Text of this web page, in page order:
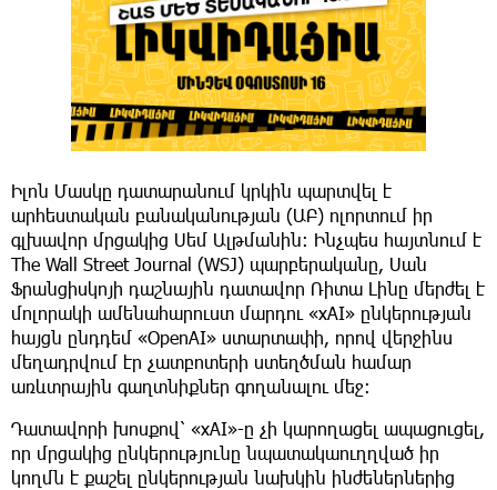
Իլոն Մասկը դատարանում կրկին պարտվել է
արհեստական բանականության (ԱԲ) ոլորտում իր
գլխավոր մրցակից Սեմ Ալթմանին։ Ինչպես հայտնում է
The Wall Street Journal (WSJ) պարբերականը, Սան
Ֆրանցիսկոյի դաշնային դատավոր Ռիտա Լինը մերժել է
մոլորակի ամենահարուստ մարդու «xAI» ընկերության
հայցն ընդդեմ «OpenAI» ստարտափի, որով վերջինս
մեղադրվում էր չատբոտերի ստեղծման համար
առևտրային գաղտնիքներ գողանալու մեջ։
Դատավորի խոսքով՝ «xAI»-ը չի կարողացել ապացուցել,
որ մրցակից ընկերությունը նպատակաուղղված իր
կողմն է քաշել ընկերության նախկին ինժեներներից